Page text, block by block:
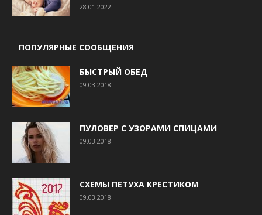
28.01.2022
ПОПУЛЯРНЫЕ СООБЩЕНИЯ
БЫСТРЫЙ ОБЕД
09.03.2018
ПУЛОВЕР С УЗОРАМИ СПИЦАМИ
09.03.2018
СХЕМЫ ПЕТУХА КРЕСТИКОМ
09.03.2018